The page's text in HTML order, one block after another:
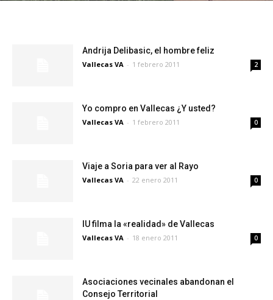
Andrija Delibasic, el hombre feliz
Vallecas VA - 1 febrero 2011 2
Yo compro en Vallecas ¿Y usted?
Vallecas VA - 1 febrero 2011 0
Viaje a Soria para ver al Rayo
Vallecas VA - 22 enero 2011 0
IU filma la «realidad» de Vallecas
Vallecas VA - 18 enero 2011 0
Asociaciones vecinales abandonan el
Consejo Territorial